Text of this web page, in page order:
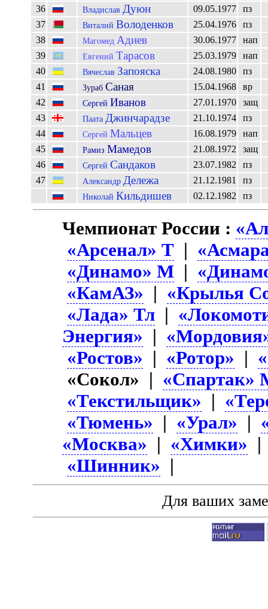
36
Владислав Дуюн 09.05.1977
пз
37
Виталий Володенков 25.04.1976
пз
38
Магомед Адиев 30.06.1977
нап
39
Евгений Тарасов 25.03.1979
нап
40
Вячеслав Запояска 24.08.1980
пз
41
Зураб Саная 15.04.1968
вр
42
Сергей Иванов 27.01.1970
защ
43
Паата Джинчарадзе 21.10.1974
пз
44
Сергей Мальцев 16.08.1979
нап
45
Рамиз Мамедов 21.08.1972
защ
46
Сергей Сандаков 23.07.1982
пз
47
Александр Дележа 21.12.1981 пз
Николай Кильдишев 02.12.1982 пз
Чемпионат России :
«Арсенал» Т |
«Динамо» М |
«КамАЗ» | «Крылья
«Лада» Тл |
Энергия» |
«Ростов» | «Ротор» |
«Сокол» | «Спартак»
«Текстильщик» |
«Тюмень» | «Урал» |
«Москва» | «Химки»
«Шинник» |
Для ваших